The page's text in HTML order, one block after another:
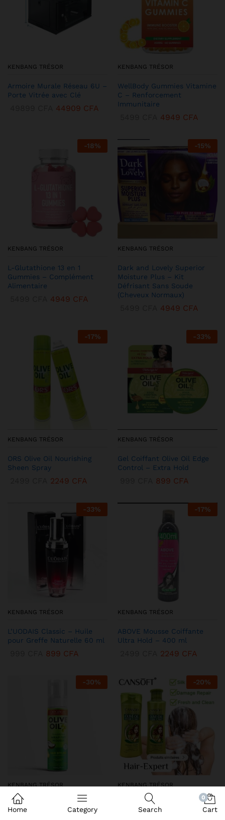
KENBANG TRÉSOR
Armoire Murale Réseau 6U –
Porte Vitrée avec Clé
44909 CFA
KENBANG TRÉSOR
WellBody Gummies Vitamine
C – Renforcement
Immunitaire
4949 CFA
-18%
KENBANG TRÉSOR
L-Glutathione 13 en 1
Gummies – Complément
Alimentaire
4949 CFA
-15%
KENBANG TRÉSOR
Dark and Lovely Superior
Moisture Plus – Kit
Défrisant Sans Soude
(Cheveux Normaux)
4949 CFA
-17%
KENBANG TRÉSOR
ORS Olive Oil Nourishing
Sheen Spray
2249 CFA
-33%
KENBANG TRÉSOR
Gel Coiffant Olive Oil Edge
Control – Extra Hold
899 CFA
-33%
KENBANG TRÉSOR
L’UODAIS Classic – Huile
pour Greffe Naturelle 60 ml
899 CFA
-17%
KENBANG TRÉSOR
ABOVE Mousse Coiffante
Ultra Hold – 400 ml
2249 CFA
-30%
KENBANG TRÉSOR
DEQROY Olive Oil Mousse
Coiffante – Hold & Shine
-20%
KENBANG TRÉSOR
Duo CANSoft Shampooing &
Après-shampooing à l’Huile
Home Category Search
0
Cart